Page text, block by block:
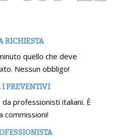
RICHIESTA
quello che deve
Nessun obbligo!
PREVENTIVI
professionisti italiani. È
commissioni!